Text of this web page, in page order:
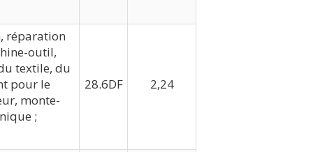
réparation
outil,
textile, du
pour le
monte-
;
28.6DF 2,24